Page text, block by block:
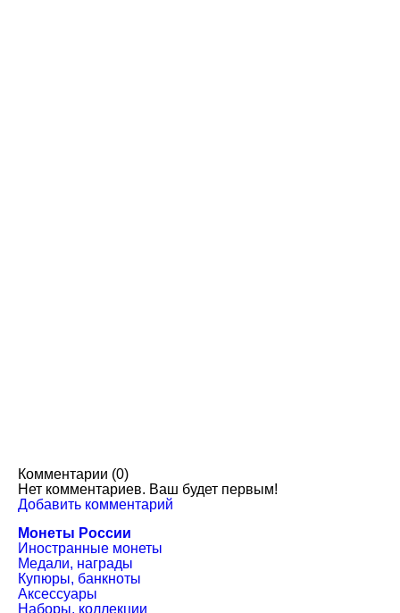
Комментарии (0)
Нет комментариев. Ваш будет первым!
Добавить комментарий
Монеты России
Иностранные монеты
Медали, награды
Купюры, банкноты
Аксессуары
Наборы, коллекции